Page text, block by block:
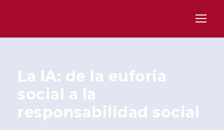
La IA: de la euforia
social a la
responsabilidad social